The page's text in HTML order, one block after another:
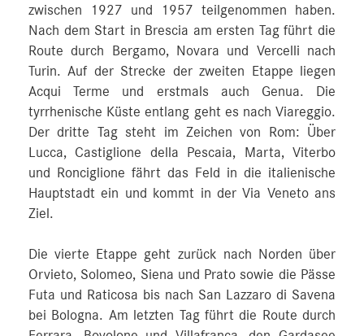
zwischen 1927 und 1957 teilgenommen haben.
Nach dem Start in Brescia am ersten Tag führt die
Route durch Bergamo, Novara und Vercelli nach
Turin. Auf der Strecke der zweiten Etappe liegen
Acqui Terme und erstmals auch Genua. Die
tyrrhenische Küste entlang geht es nach Viareggio.
Der dritte Tag steht im Zeichen von Rom: Über
Lucca, Castiglione della Pescaia, Marta, Viterbo
und Ronciglione fährt das Feld in die italienische
Hauptstadt ein und kommt in der Via Veneto ans
Ziel.
Die vierte Etappe geht zurück nach Norden über
Orvieto, Solomeo, Siena und Prato sowie die Pässe
Futa und Raticosa bis nach San Lazzaro di Savena
bei Bologna. Am letzten Tag führt die Route durch